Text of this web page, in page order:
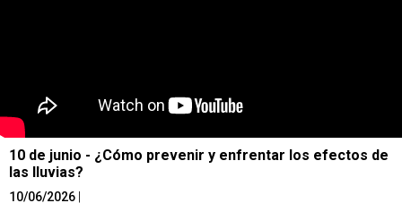
10 de junio - ¿Cómo prevenir y enfrentar los efectos de
las lluvias?
10/06/2026